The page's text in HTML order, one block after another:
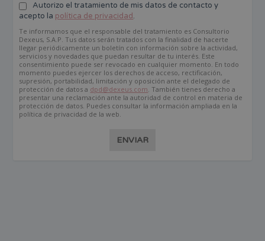
Autorizo el tratamiento de mis datos de contacto y
acepto la política de privacidad.
Te informamos que el responsable del tratamiento es Consultorio
Dexeus, S.A.P. Tus datos serán tratados con la finalidad de hacerte
llegar periódicamente un boletín con información sobre la actividad,
servicios y novedades que puedan resultar de tu interés. Este
consentimiento puede ser revocado en cualquier momento. En todo
momento puedes ejercer los derechos de acceso, rectificación,
supresión, portabilidad, limitación y oposición ante el delegado de
protección de datos a dpd@dexeus.com. También tienes derecho a
presentar una reclamación ante la autoridad de control en materia de
protección de datos. Puedes consultar la información ampliada en la
política de privacidad de la web.
ENVIAR